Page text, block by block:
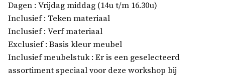
Dagen : Vrijdag middag (14u t/m 16.30u)
Inclusief : Teken materiaal
Inclusief : Verf materiaal
Exclusief : Basis kleur meubel
Inclusief meubelstuk : Er is een geselecteerd
assortiment speciaal voor deze workshop bij